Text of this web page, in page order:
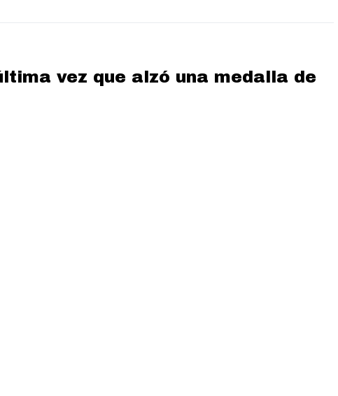
vez que alzó una medalla de